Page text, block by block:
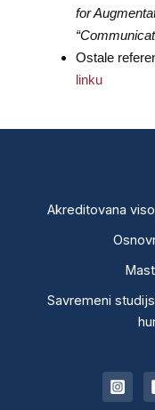
for
Ostale
linku
Akreditovana
Savremeni